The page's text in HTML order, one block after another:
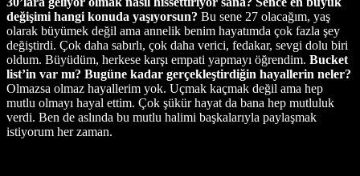
değişimi hangi konuda yaşıyorsun? Bu sene 27 olacağım, yaş
olarak büyümek değil ama annelik benim hayatımda çok fazla şey
değiştirdi. Çok daha sabırlı, çok daha verici, fedakar, sevgi dolu biri
oldum. Büyüdüm, herkese karşı empati yapmayı öğrendim. Bucket
list’in var mı? Bugüne kadar gerçekleştirdiğin hayallerin neler?
Olmazsa olmaz hayallerim yok. Uçmak kaçmak değil ama hep
mutlu olmayı hayal ettim. Çok şükür hayat da bana hep mutluluk
verdi. Ben de aslında bu mutlu halimi başkalarıyla paylaşmak
istiyorum her zaman.